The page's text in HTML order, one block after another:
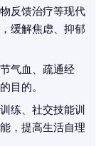
反馈治疗等现代
缓解焦虑、抑郁
气血、疏通经
目的。
练、社交技能训
，提高生活自理